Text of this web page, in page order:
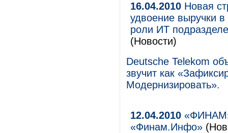
16.04.2010 Новая
удвоение выручки
роли ИТ
(Новости)
Deutsche Telekom
звучит как
Модернизировать».
12.04.2010 «ФИНАМ»
«Финам.Инфо»